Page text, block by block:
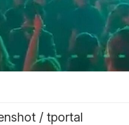
/ tportal